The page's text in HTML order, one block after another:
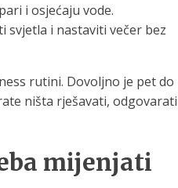
i osjećaju vode.
i nastaviti večer bez
rutini. Dovoljno je pet do
ništa rješavati, odgovarati
mijenjati